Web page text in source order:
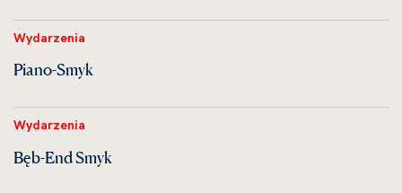
Wydarzenia
Piano-Smyk
Wydarzenia
Bęb-End Smyk